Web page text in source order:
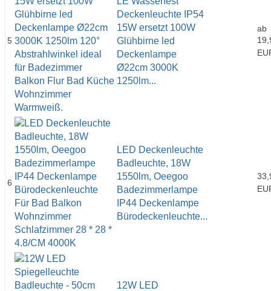
5
Deckenleuchte IP54
15W ersetzt 100W
Glühbirne led
Deckenlampe
Ø22cm 3000K
1250lm...
ab
6
LED Deckenleuchte
Badleuchte, 18W
1550lm, Oeegoo
Badezimmerlampe
IP44 Deckenlampe
Bürodeckenleuchte...
12W LED